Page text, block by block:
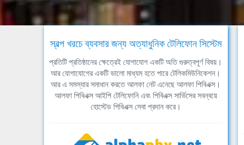
স্বল্প খরচে ব্যবসার জন্য অত্যাধুনিক টেলিফোন সিস্টেম
প্রতিটি প্রতিষ্ঠানের ক্ষেত্রেই যোগাযোগ একটি অতি গুরুত্বপূর্ণ বিষয়।
আর যোগাযোগের একটি ভালো মাধ্যম হতে পারে টেলিকমিউনিকেশন।
আর এ সমস্যার সমাধান করতে আলফা নেট এনেছে আলফা পিবিএক্স।
আলফা পিবিএক্স আইপি টেলিফোনি এবং পিবিএক্স সার্ভিসের সবন্বয়ে
হোস্টেড পিবিএক্স সেবা প্রদান করে।